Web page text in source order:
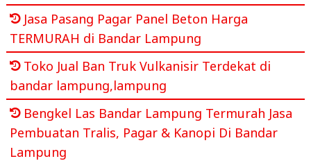
Jasa Pasang Pagar Panel Beton Harga
TERMURAH di Bandar Lampung
Toko Jual Ban Truk Vulkanisir Terdekat di
bandar lampung,lampung
Bengkel Las Bandar Lampung Termurah Jasa
Pembuatan Tralis, Pagar & Kanopi Di Bandar
Lampung